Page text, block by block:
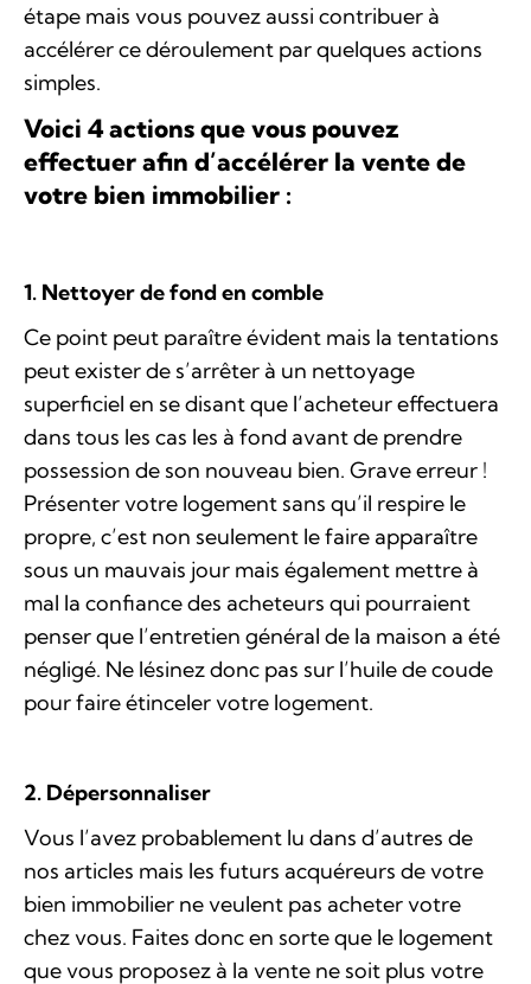
étape mais vous pouvez aussi contribuer à
accélérer ce déroulement par quelques actions
simples.
Voici 4 actions que vous pouvez
effectuer afin d’accélérer la vente de
votre bien immobilier :
1. Nettoyer de fond en comble
Ce point peut paraître évident mais la tentations
peut exister de s’arrêter à un nettoyage
superficiel en se disant que l’acheteur effectuera
dans tous les cas les à fond avant de prendre
possession de son nouveau bien. Grave erreur !
Présenter votre logement sans qu’il respire le
propre, c’est non seulement le faire apparaître
sous un mauvais jour mais également mettre à
mal la confiance des acheteurs qui pourraient
penser que l’entretien général de la maison a été
négligé. Ne lésinez donc pas sur l’huile de coude
pour faire étinceler votre logement.
2. Dépersonnaliser
Vous l’avez probablement lu dans d’autres de
nos articles mais les futurs acquéreurs de votre
bien immobilier ne veulent pas acheter votre
chez vous. Faites donc en sorte que le logement
que vous proposez à la vente ne soit plus votre